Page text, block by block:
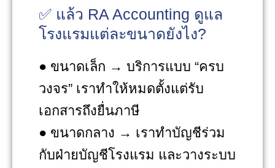
✅ แล้ว RA Accounting ดูแล
โรงแรมแต่ละขนาดยังไง?
● ขนาดเล็ก → บริการแบบ “ครบ
วงจร” เราทำให้หมดตั้งแต่รับ
เอกสารถึงยื่นภาษี
● ขนาดกลาง → เราทำบัญชีร่วม
กับฝ่ายบัญชีโรงแรม และวางระบบ